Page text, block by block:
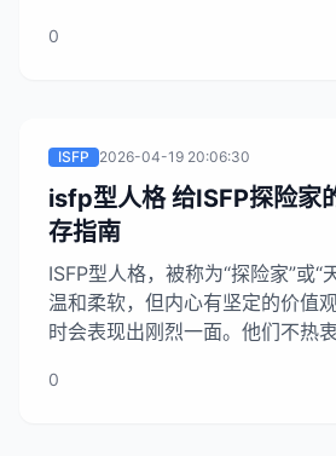
相互打开新世界，但需注意相处
0
ISFP 2026-04-19 20:06:30
isfp型人格 给ISFP探险家
存指南
ISFP型人格，被称为“探险家”或“
温和柔软，但内心有坚定的价值
时会表现出刚烈一面。他们不热
一体两面，需谨慎对待其原则。...
0